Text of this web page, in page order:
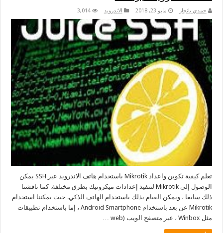
حمدي بانجار مايو 23, 2018 الاندرويد 3,014
تعلم كيفية تكوين واعداد Mikrotik باستخدام هاتف الاندرويد عبر SSH يمكن
الوصول إلى Mikrotik لتنفيذ إعدادات ميكروتيك بطرق مختلفة. كما ناقشنا
ذلك سابقا ، ويمكن القيام بذلك باستخدام الهاتف الذكي. حيث يمكننا استخدام
Mikrotik عن بعد باستخدام Android Smartphone ، إما باستخدام تطبيقات
مثل Winbox ، عبر متصفح الويب (web …